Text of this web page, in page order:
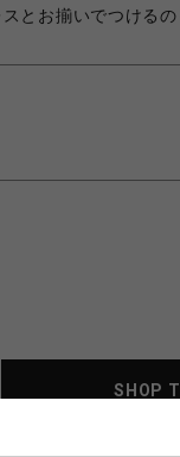
とお揃いでつけるの
SHOP